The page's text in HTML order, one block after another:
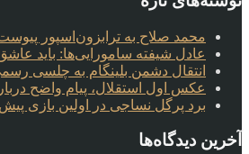
محمد صلاح به ترابزون‌اسپور
عادل شیفته سامورایی‌ها: باید
انتقال دشمن بلینگام به چلسی
عکس اول استقلال، پیام واضح
برد پرگل نساجی در اولین بازی
آخرین دیدگاه‌ها